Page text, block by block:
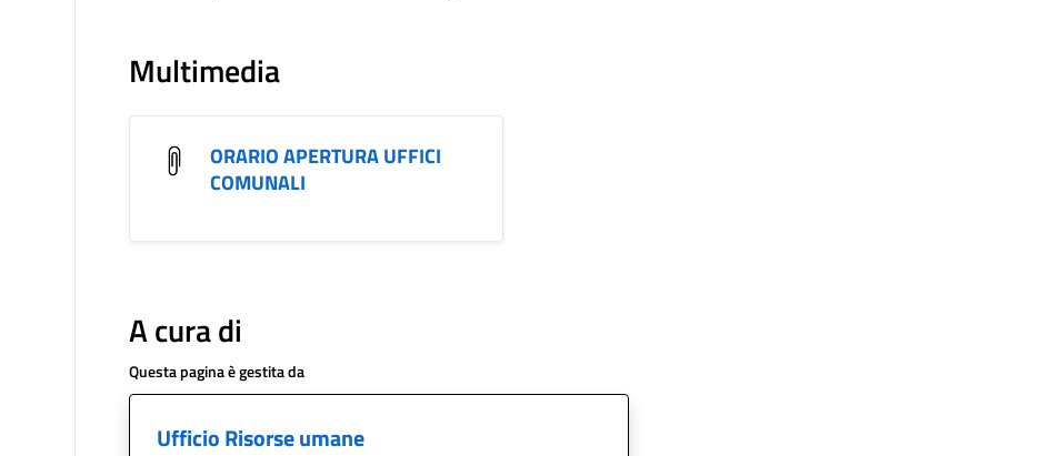
Multimedia
ORARIO APERTURA UFFICI
COMUNALI
A cura di
Questa pagina è gestita da
Ufficio Risorse umane